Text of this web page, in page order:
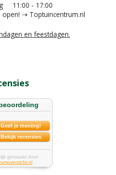
11:00 - 17:00
⇢ Toptuincentrum.nl
en feestdagen.